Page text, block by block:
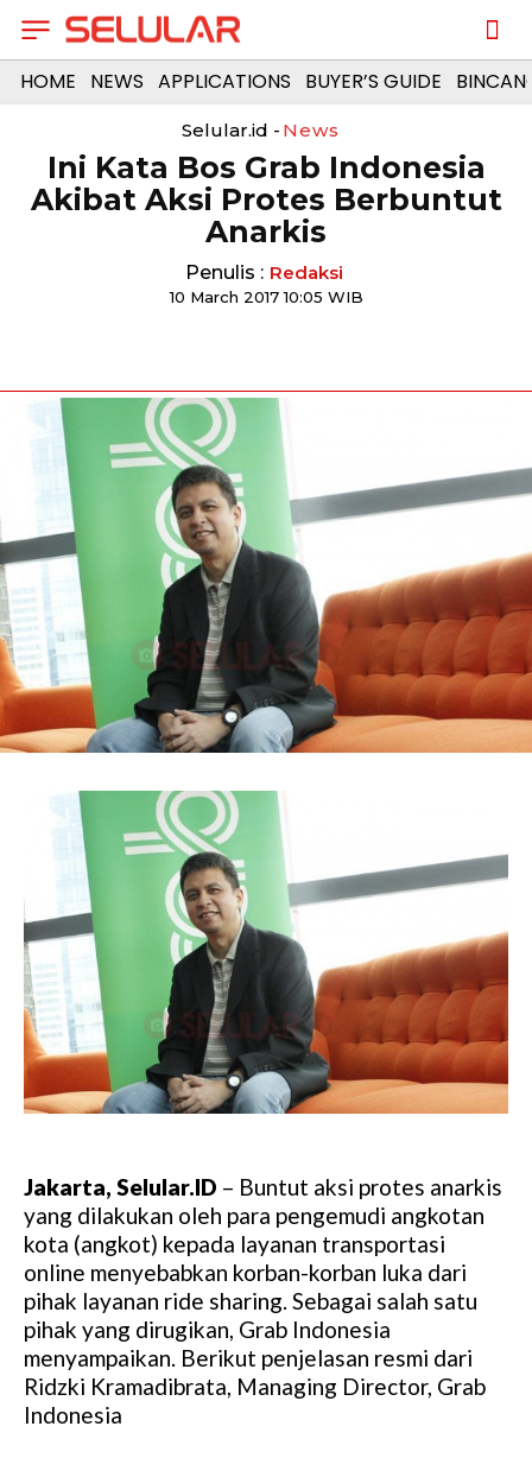
HOME NEWS APPLICATIONS BUYER’S GUIDE
Selular.id - News
Ini Kata Bos Grab Indonesia
Akibat Aksi Protes Berbuntut
Anarkis
Penulis : Redaksi
10 March 2017 10:05 WIB
Jakarta, Selular.ID – Buntut aksi protes anarkis
yang dilakukan oleh para pengemudi angkotan
kota (angkot) kepada layanan transportasi
online menyebabkan korban-korban luka dari
pihak layanan ride sharing. Sebagai salah satu
pihak yang dirugikan, Grab Indonesia
menyampaikan. Berikut penjelasan resmi dari
Ridzki Kramadibrata, Managing Director, Grab
Indonesia